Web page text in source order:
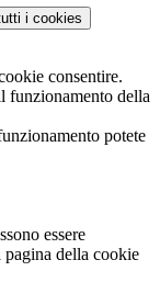
i cookies
consentire.
funzionamento della
potete
essere
della cookie